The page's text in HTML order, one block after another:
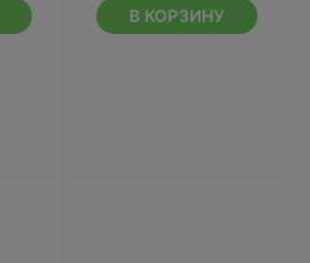
В КОРЗИНУ